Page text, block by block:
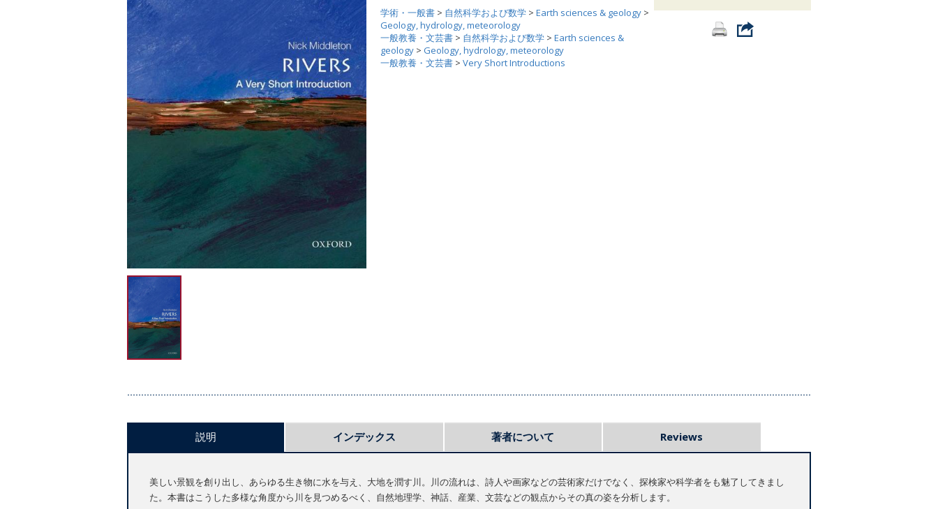
学術・一般書 > 自然科学および数学 > Earth sciences & geology >
Geology, hydrology, meteorology
一般教養・文芸書 > 自然科学および数学 > Earth sciences &
geology > Geology, hydrology, meteorology
一般教養・文芸書 > Very Short Introductions
説明 インデックス 著者について Reviews
美しい景観を創り出し、あらゆる生き物に水を与え、大地を潤す川。川の流れは、詩人や画家などの芸術家だけでなく、探検家や科学者をも魅了してきまし
た。本書はこうした多様な角度から川を見つめるべく、自然地理学、神話、産業、文芸などの観点からその真の姿を分析します。